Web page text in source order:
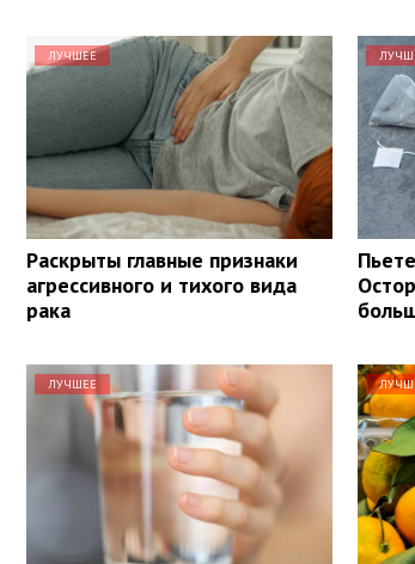
ЛУЧШЕЕ
Раскрыты главные признаки
агрессивного и тихого вида
рака
ЛУЧШЕЕ